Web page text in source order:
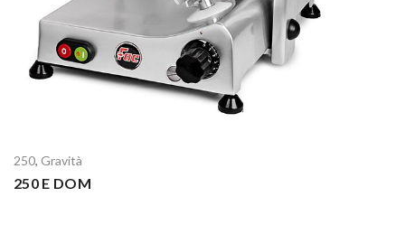
250, Gravità
250 E DOM